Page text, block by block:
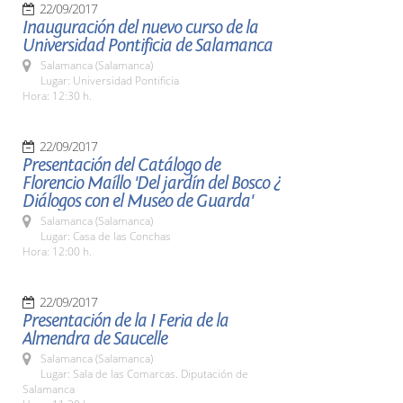
22/09/2017
Inauguración del nuevo curso de la
Universidad Pontificia de Salamanca
Salamanca (Salamanca)
Lugar: Universidad Pontificia
Hora: 12:30 h.
22/09/2017
Presentación del Catálogo de
Florencio Maíllo 'Del jardín del Bosco ¿
Diálogos con el Museo de Guarda'
Salamanca (Salamanca)
Lugar: Casa de las Conchas
Hora: 12:00 h.
22/09/2017
Presentación de la I Feria de la
Almendra de Saucelle
Salamanca (Salamanca)
Lugar: Sala de las Comarcas. Diputación de
Salamanca